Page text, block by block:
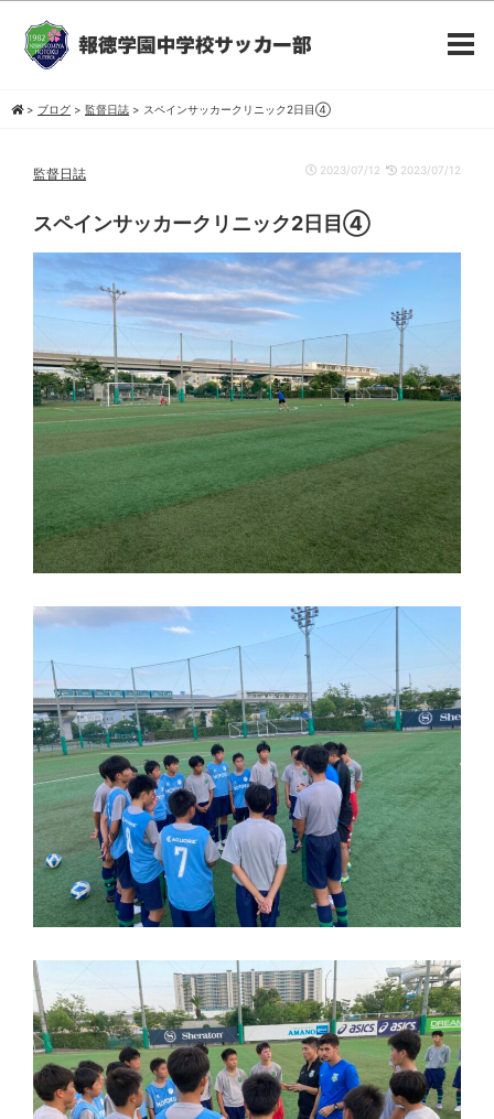
> ブログ > 監督日誌 > スペインサッカークリニック2日目④
監督日誌 2023/07/12 2023/07/12
スペインサッカークリニック2日目④